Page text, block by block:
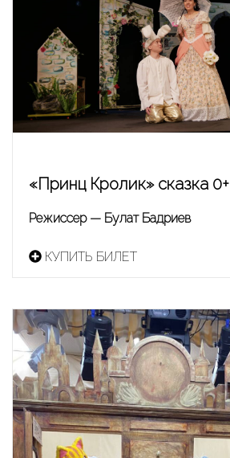
«Принц Кролик» сказка 0+
Режиссер — Булат Бадриев
КУПИТЬ БИЛЕТ